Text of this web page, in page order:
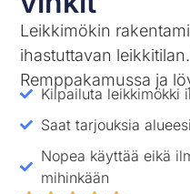
Leikkimökin
ihastuttavan
Remppakamussa ja
Kilpailuta leikkimökki
Saat tarjouksia
Nopea käyttää eikä
mihinkään